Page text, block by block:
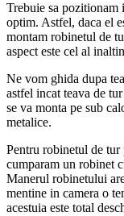
Trebuie sa
optim. Astfel, daca el
montam robinetul de
aspect este cel al
Ne vom ghida dupa
astfel incat teava de
se va monta pe sub
metalice.
Pentru robinetul de tur
cumparam un robinet
Manerul robinetului
mentine in camera o
acestuia este total